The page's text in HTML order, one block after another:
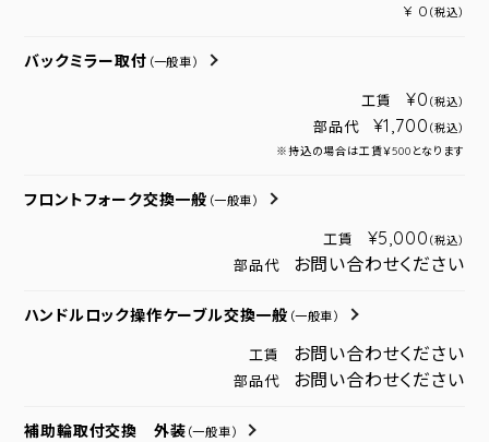
¥ 0 （税込）
バックミラー取付 （一般車）
工賃 ¥0 （税込）
部品代 ¥1,700 （税込）
※持込の場合は工賃￥500となります
フロントフォーク交換一般 （一般車）
工賃 ¥5,000 （税込）
部品代 お問い合わせください
ハンドルロック操作ケーブル交換一般 （一般車）
工賃 お問い合わせください
部品代 お問い合わせください
補助輪取付交換 外装 （一般車）